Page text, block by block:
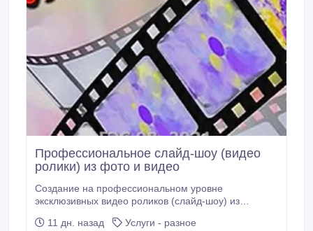
Профессиональное слайд-шоу (видео
ролики) из фото и видео
Создание на профессиональном уровне
эксклюзивных видео роликов (слайд-шоу) из
контента, красивые эффекты и переходы. По всем
11 дн. назад
Услуги - разное